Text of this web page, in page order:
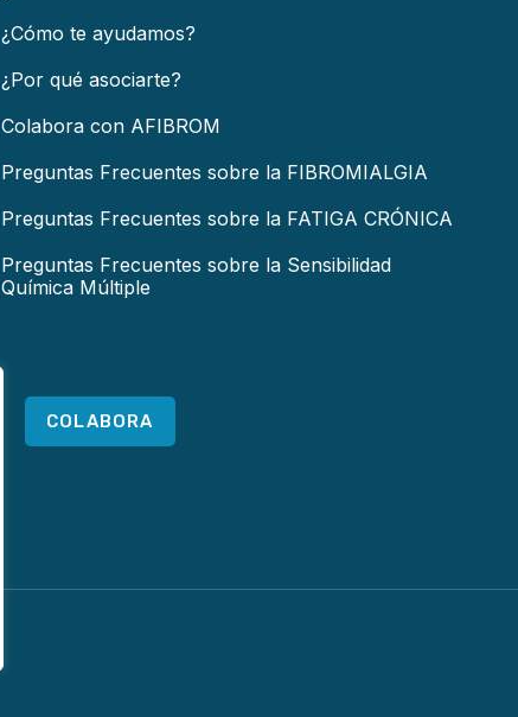
¿Cómo te ayudamos?
¿Por qué asociarte?
Colabora con AFIBROM
Preguntas Frecuentes sobre la FIBROMIALGIA
Preguntas Frecuentes sobre la FATIGA CRÓNICA
Preguntas Frecuentes sobre la Sensibilidad
Química Múltiple
COLABORA